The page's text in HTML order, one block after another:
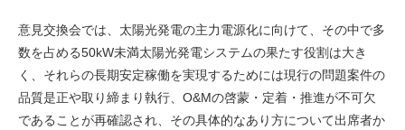
意見交換会では、太陽光発電の主力電源化に向けて、その中で多
数を占める50kW未満太陽光発電システムの果たす役割は大き
く、それらの長期安定稼働を実現するためには現行の問題案件の
品質是正や取り締まり執行、O&Mの啓蒙・定着・推進が不可欠
であることが再確認され、その具体的なあり方について出席者か